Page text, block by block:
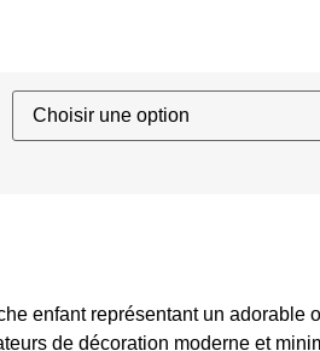
enfant représentant un
de décoration moderne et